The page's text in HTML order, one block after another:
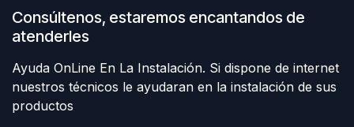
Consúltenos, estaremos encantandos de
atenderles
Ayuda OnLine En La Instalación. Si dispone de internet
nuestros técnicos le ayudaran en la instalación de sus
productos